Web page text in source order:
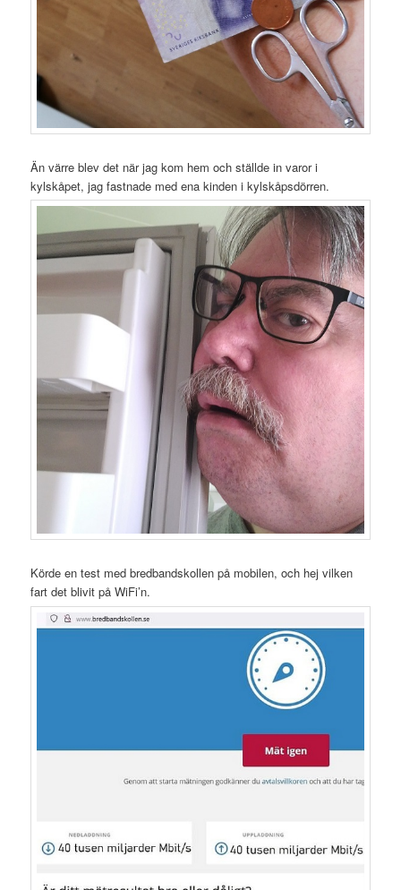
Än värre blev det när jag kom hem och ställde in varor i
kylskåpet, jag fastnade med ena kinden i kylskåpsdörren.
Körde en test med bredbandskollen på mobilen, och hej vilken
fart det blivit på WiFi’n.